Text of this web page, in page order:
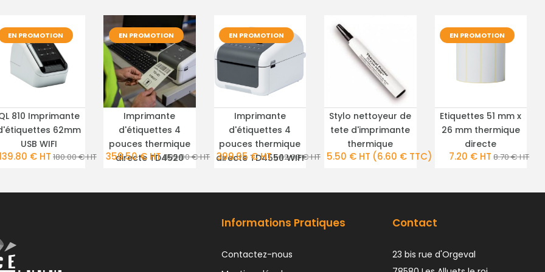
EN PROMOTION
PLUS DE DÉTAILS
810 Imprimante
62mm
USB WIFI
€ HT 180.00 € HT
EN PROMOTION
PLUS DE DÉTAILS
Imprimante
d'étiquettes 4
pouces thermique
directe TD4520
359.50 € HT485.00 € HT
EN PROMOTION
PLUS DE DÉTAILS
Imprimante
d'étiquettes 4
pouces thermique
directe TD4550 WIFI
399.95 € HT542.00 € HT
PLUS DE DÉTAILS
Stylo nettoyeur de
tete d'imprimante
thermique
5.50 € HT (6.60 € TTC)
EN PROMOTION
PLUS DE DÉTAILS
Etiquettes 51 mm x
26 mm thermique
directe
7.20 € HT 8.70 € HT
Informations Pratiques
Contactez-nous
Contact
23 bis rue d'Orgeval